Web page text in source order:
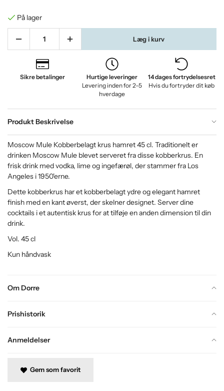
På lager
Læg i kurv
Sikre betalinger
Hurtige leveringer
Levering inden for 2–5
hverdage
14 dages fortrydelsesret
Hvis du fortryder dit køb
Produkt Beskrivelse
Om Dorre
Prishistorik
Anmeldelser
Moscow Mule Kobberbelagt krus hamret 45 cl. Traditionelt er
drinken Moscow Mule blevet serveret fra disse kobberkrus. En
frisk drink med vodka, lime og ingefærøl, der stammer fra Los
Angeles i 1950'erne.
Dette kobberkrus har et kobberbelagt ydre og elegant hamret
finish med en kant øverst, der skelner designet. Server dine
cocktails i et autentisk krus for at tilføje en anden dimension til din
drink.
Vol. 45 cl
Kun håndvask
Gem som favorit